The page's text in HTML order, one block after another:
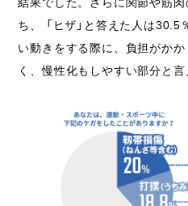
ち、 「ヒザ」と答えた人は
い動きをする際に、負担がか
く、慢性化もしやすい部分と言